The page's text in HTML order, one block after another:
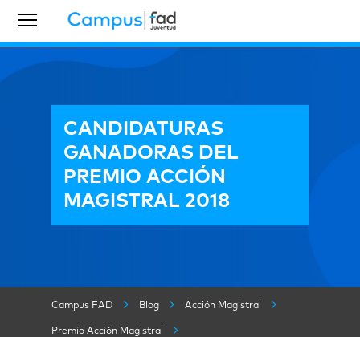
CANDIDATURAS
GANADORAS DEL
PREMIO ACCIÓN
MAGISTRAL 2018
Campus FAD Blog Acción Magistral
Premio Acción Magistral